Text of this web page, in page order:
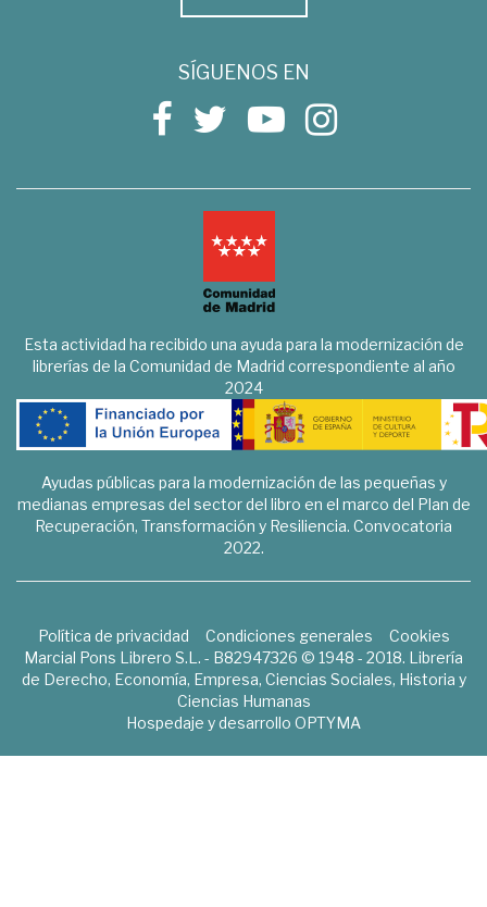
SÍGUENOS EN
Esta actividad ha recibido una ayuda para la modernización de
librerías de la Comunidad de Madrid correspondiente al año
2024
Ayudas públicas para la modernización de las pequeñas y
medianas empresas del sector del libro en el marco del Plan de
Recuperación, Transformación y Resiliencia. Convocatoria
2022.
Política de privacidad Condiciones generales
Cookies
Marcial Pons Librero S.L. - B82947326 © 1948 - 2018. Librería
de Derecho, Economía, Empresa, Ciencias Sociales, Historia y
Ciencias Humanas
Hospedaje y desarrollo OPTYMA